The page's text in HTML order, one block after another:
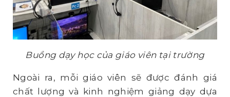
Buồng dạy học của giáo viên tại trường
Ngoài ra, mỗi giáo viên sẽ được đánh giá
chất lượng và kinh nghiệm giảng dạy dựa